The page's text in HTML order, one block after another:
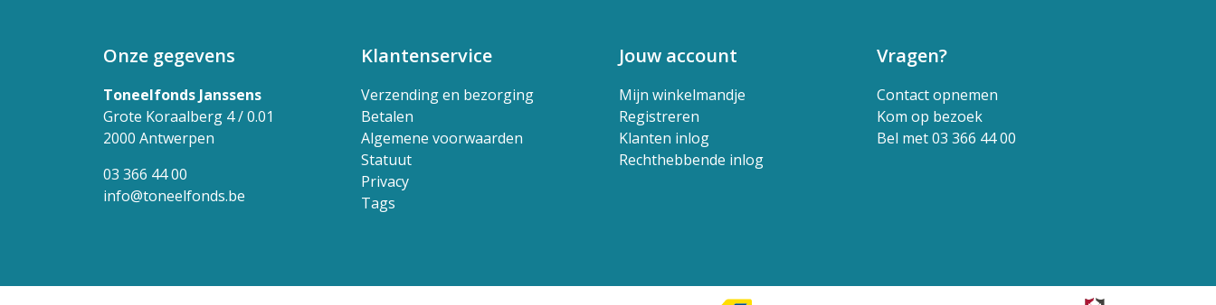
Onze gegevens
Toneelfonds Janssens
Grote Koraalberg 4 / 0.01
2000 Antwerpen
03 366 44 00
info@toneelfonds.be
Klantenservice
Verzending en bezorging
Betalen
Algemene voorwaarden
Statuut
Privacy
Tags
Jouw account
Mijn winkelmandje
Registreren
Klanten inlog
Rechthebbende inlog
Vragen?
Contact opnemen
Kom op bezoek
Bel met 03 366 44 00